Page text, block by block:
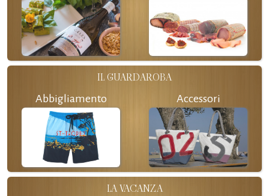
IL GUARDAROBA
Abbigliamento Accessori
LA VACANZA